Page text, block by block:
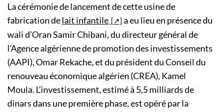
La cérémonie de lancement de cette usine de
fabrication delait infantile
a eu lieu en présence du
wali d’Oran Samir Chibani, du directeur général de
l’Agence algérienne de promotion des investissements
(AAPI), Omar Rekache, et du président du Conseil du
renouveau économique algérien (CREA), Kamel
Moula. L’investissement, estimé à 5,5 milliards de
dinars dans une première phase, est opéré par la